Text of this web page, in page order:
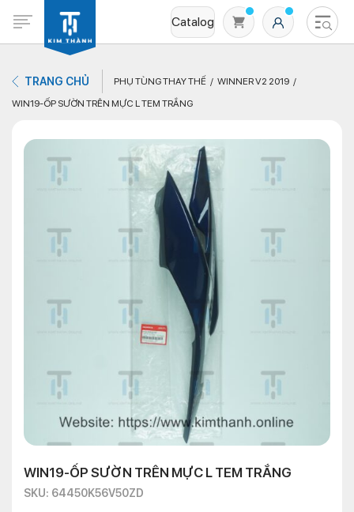
Catalog
Không có sản phẩm nào trong giỏ hàng
TRANG CHỦ PHỤ TÙNG THAY THẾ
WINNER V2 2019
WIN19-ỐP SƯỜN TRÊN MỰC L TEM TRẮNG
WIN19-ỐP SƯỜN TRÊN MỰC L TEM TRẮNG
SKU: 64450K56V50ZD